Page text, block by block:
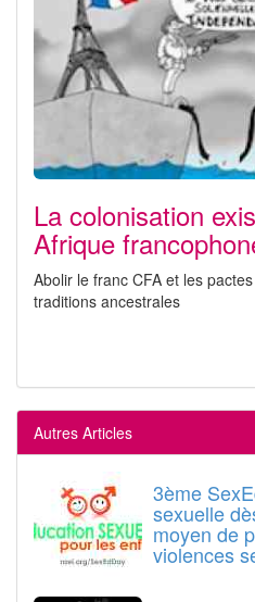
La colonisation
Afrique
Abolir le franc CFA et les
traditions ancestrales
Autres Articles
3ème
sexuelle
moyen de
violences